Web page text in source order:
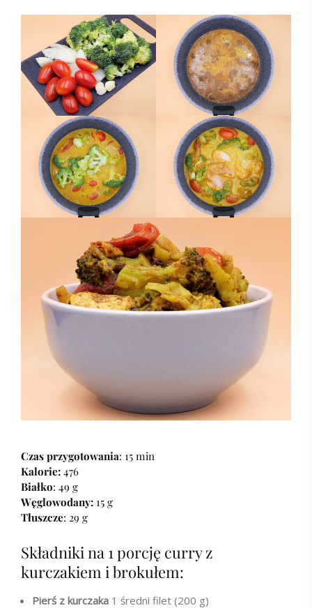
Czas przygotowania: 15 min
Kalorie: 476
Białko: 49 g
Węglowodany: 15 g
Tłuszcze: 29 g
Składniki na 1 porcję curry z
kurczakiem i brokułem:
Pierś z kurczaka 1 średni filet (200 g)